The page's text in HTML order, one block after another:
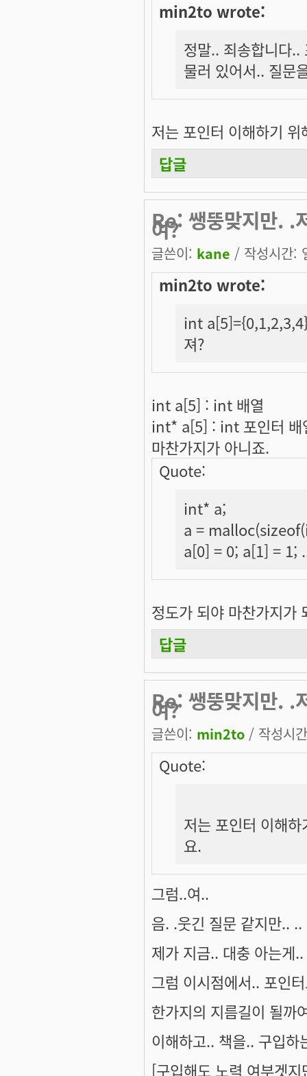
min2to wrote:
정말.. 죄송합니다
물러 있어서.. 질문
저는 포인터 이해하기
답글
Re: 쌩뚱맞지만. .
여?
글쓴이: kane / 작성시간:
min2to wrote:
int
져?
int a[5] : int 배열
int* a[5] : int 포인터 배
마찬가지가 아니죠.
Quote:
int* a;
a =
a[0] = 0; a[1] = 1;
정도가 되야 마찬가지가
답글
Re: 쌩뚱맞지만. .
여?
글쓴이: min2to / 작성시
Quote:
저는 포인터 이해
요.
그럼..여..
음. .웃긴 질문 같지만.. ..
제가 지금.. 대충 아는게
그럼 이시점에서.. 포인
한가지의 지름길이 될까
이해하고.. 책을.. 구입하
[구입해도 노력 여부겟